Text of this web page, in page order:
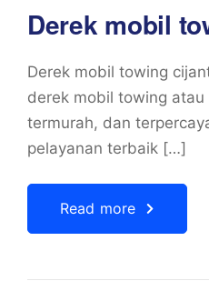
Derek mobil
Derek mobil towing
derek mobil towing
termurah, dan
pelayanan terbaik […]
Read more